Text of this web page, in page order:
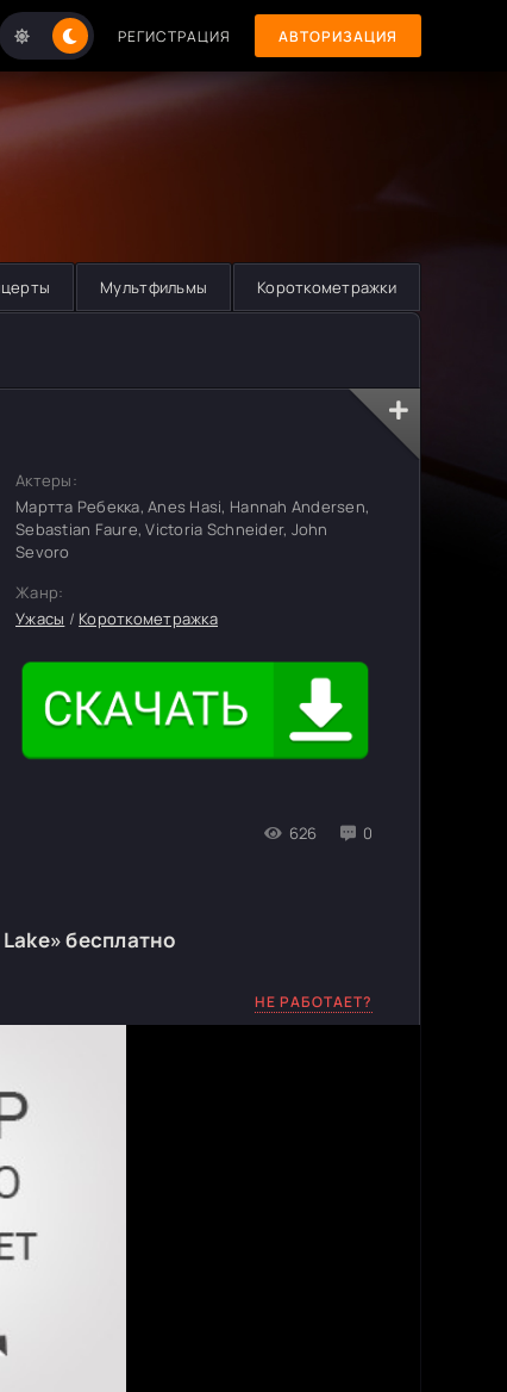
РЕГИСТРАЦИЯ АВТОРИЗАЦИЯ
Мультфильмы Короткометражки
626 0
Актеры:
Мартта Ребекка, Anes Hasi, Hannah Andersen,
Sebastian Faure, Victoria Schneider, John
Sevoro
Жанр:
Ужасы / Короткометражка
бесплатно
НЕ РАБОТАЕТ?